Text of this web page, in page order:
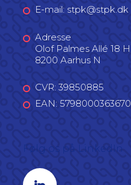
E-mail: stpk@stpk.dk
Adresse
Olof Palmes Allé 18 H
8200 Aarhus N
CVR: 39850885
EAN: 5798000363670
Linkedin profil